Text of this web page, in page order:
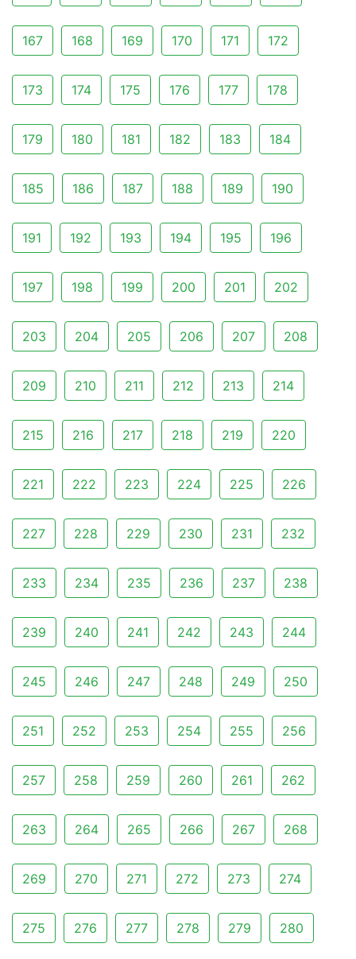
167 168 169 170 171 172
173 174 175 176 177 178
179 180 181 182 183 184
185 186 187 188 189 190
191 192 193 194 195 196
197 198 199 200 201 202
203 204 205 206 207 208
209 210 211 212 213 214
215 216 217 218 219 220
221 222 223 224 225 226
227 228 229 230 231 232
233 234 235 236 237 238
239 240 241 242 243 244
245 246 247 248 249 250
251 252 253 254 255 256
257 258 259 260 261 262
263 264 265 266 267 268
269 270 271 272 273 274
275 276 277 278 279 280